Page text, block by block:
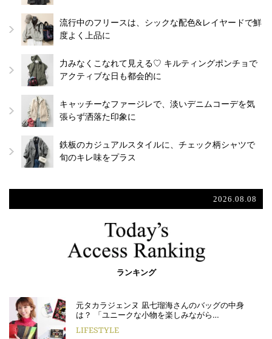
流行中のフリースは、シックな配色&レイヤードで鮮
度よく上品に
力みなくこなれて見える♡ キルティングポンチョで
アクティブな日も都会的に
キャッチーなファージレで、淡いデニムコーデを気
張らず洒落た印象に
鉄板のカジュアルスタイルに、チェック柄シャツで
旬のキレ味をプラス
2026.08.08
ランキング
元タカラジェンヌ 凪七瑠海さんのバッグの中身
は？ 「ユニークな小物を楽しみながら…
LIFESTYLE